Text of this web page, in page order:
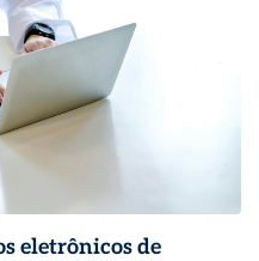
eletrônicos de